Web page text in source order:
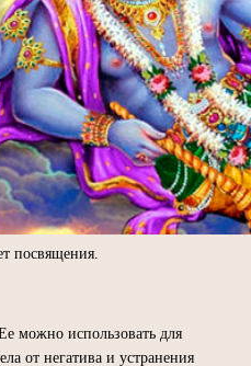
посвящения.
можно использовать для
от негатива и устранения